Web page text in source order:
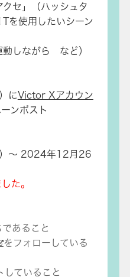
セ」（ハッシュタ
を使用したいシーン
しながら など）
にVictor Xアカウン
ンポスト
～ 2024年12月26
た。
あること
をフォローしている
していること